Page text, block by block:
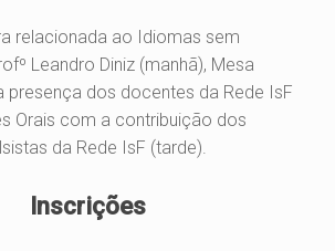
relacionada ao Idiomas sem
Leandro Diniz (manhã), Mesa
presença dos docentes da Rede IsF
Orais com a contribuição dos
da Rede IsF (tarde).
Inscrições